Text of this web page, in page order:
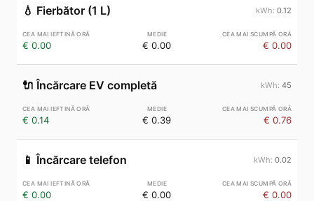
💧 Fierbător (1 L) 0.12
€ 0.00 € 0.00 € 0.00
🔌 Încărcare EV completă 45
€ 0.14 € 0.39 € 0.76
📱 Încărcare telefon 0.02
€ 0.00 € 0.00 € 0.00